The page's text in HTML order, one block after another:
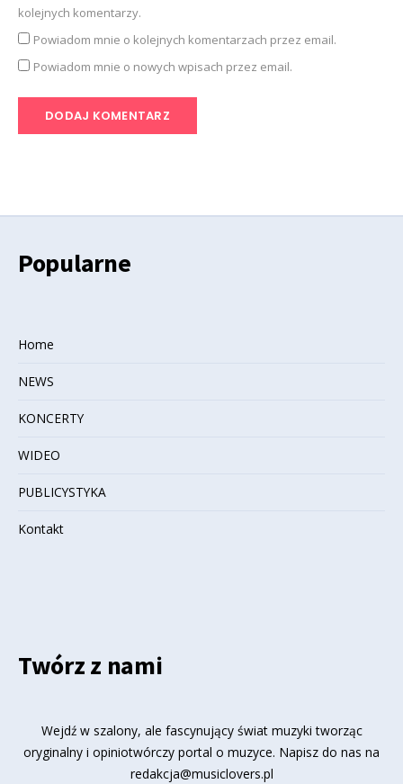
kolejnych komentarzy.
Powiadom mnie o kolejnych komentarzach przez email.
Powiadom mnie o nowych wpisach przez email.
Popularne
Home
NEWS
KONCERTY
WIDEO
PUBLICYSTYKA
Kontakt
Twórz z nami
Wejdź w szalony, ale fascynujący świat muzyki tworząc
oryginalny i opiniotwórczy portal o muzyce. Napisz do nas na
redakcja@musiclovers.pl